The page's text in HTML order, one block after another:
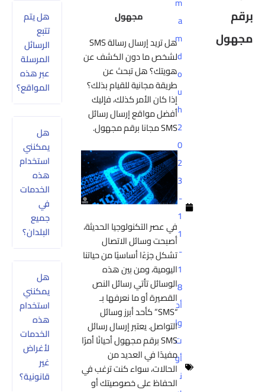
برقم
مجهول
m
1
أد
وا
ت
أو
ن
مجهول
هل تريد إرسال رسالة SMS
لشخص ما دون الكشف عن
هويتك؟ هل تبحث عن
طريقة مجانية للقيام بذلك؟
إذا كان الأمر كذلك، فإليك
أفضل مواقع إرسال رسائل
SMS مجانا برقم مجهول.
في عصر التكنولوجيا الحديثة،
أصبحت وسائل الاتصال
تشكل جزءًا أساسيًا من حياتنا
اليومية، ومن بين هذه
الوسائل تأتي رسائل النص
القصيرة أو ما نعرفها بـ
“SMS” كأحد أبرز وسائل
التواصل. يعتبر إرسال رسائل
SMS برقم مجهول أحيانًا أمرًا
مفيدًا في العديد من
الحالات، سواء كنت ترغب في
الحفاظ على خصوصيتك أو
هل يتم
تتبع
الرسائل
المرسلة
عبر هذه
المواقع؟
هل
يمكنني
استخدام
هذه
الخدمات
في
جميع
البلدان؟
هل
يمكنني
استخدام
هذه
الخدمات
لأغراض
غير
قانونية؟